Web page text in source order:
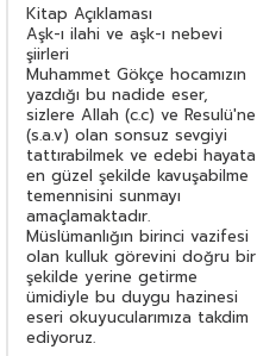
Kitap Açıklaması
Aşk-ı ilahi ve aşk-ı nebevi
şiirleri
Muhammet Gökçe hocamızın
yazdığı bu nadide eser,
sizlere Allah (c.c) ve Resulü'ne
(s.a.v) olan sonsuz sevgiyi
tattırabilmek ve edebi hayata
en güzel şekilde kavuşabilme
temennisini sunmayı
amaçlamaktadır.
Müslümanlığın birinci vazifesi
olan kulluk görevini doğru bir
şekilde yerine getirme
ümidiyle bu duygu hazinesi
eseri okuyucularımıza takdim
ediyoruz.